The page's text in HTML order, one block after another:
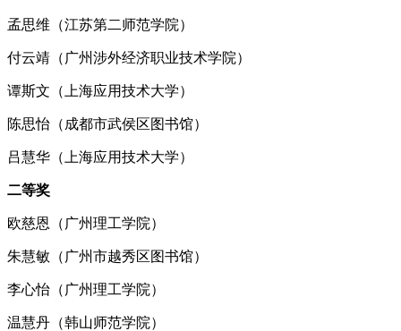
孟思维（江苏第二师范学院）
付云靖（广州涉外经济职业技术学院）
谭斯文（上海应用技术大学）
陈思怡（成都市武侯区图书馆）
吕慧华（上海应用技术大学）
二等奖
欧慈恩（广州理工学院）
朱慧敏（广州市越秀区图书馆）
李心怡（广州理工学院）
温慧丹（韩山师范学院）